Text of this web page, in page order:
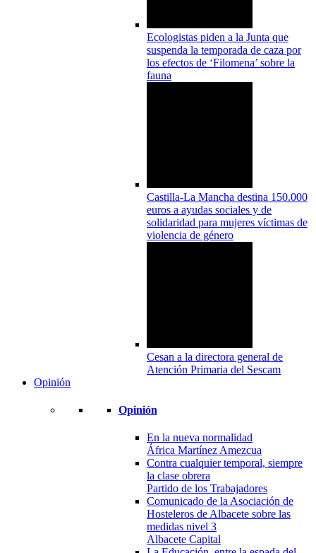
Ecologistas piden a la Junta que
suspenda la temporada de caza por
los efectos de ‘Filomena’ sobre la
fauna
Castilla-La Mancha destina 150.000
euros a ayudas sociales y de
solidaridad para mujeres víctimas de
violencia de género
Cesan a la directora general de
Atención Primaria del Sescam
Opinión
Opinión
En la nueva normalidad
África Martínez Amezcua
Contra cualquier temporal, siempre
la clase obrera
Partido de los Trabajadores
Comunicado de la Asociación de
Hosteleros de Albacete sobre las
medidas nivel 3
Albacete Capital